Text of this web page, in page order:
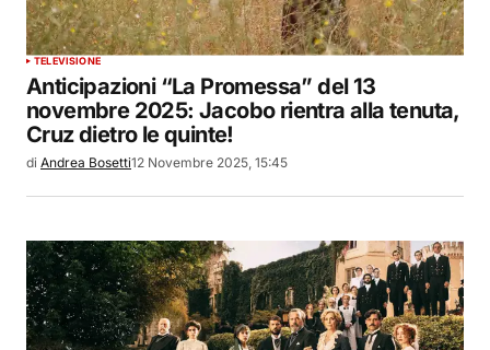
TELEVISIONE
Anticipazioni “La Promessa” del 13
novembre 2025: Jacobo rientra alla tenuta,
Cruz dietro le quinte!
di Andrea Bosetti12 Novembre 2025, 15:45